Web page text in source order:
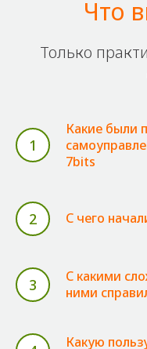
Что
Только
1
Какие были
7bits
2 C чего
3
С какими
ними
Какую